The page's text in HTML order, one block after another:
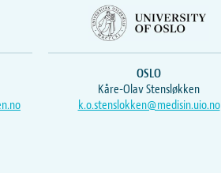
OSLO
Kåre-Olav Stensløkken
k.o.stenslokken@medisin.uio.no